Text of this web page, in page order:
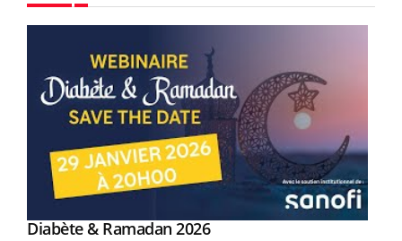
Youtube
Diabète & Ramadan 2026Youtube
Youtube
Un « jumeau numérique » pour faciliter l’accès